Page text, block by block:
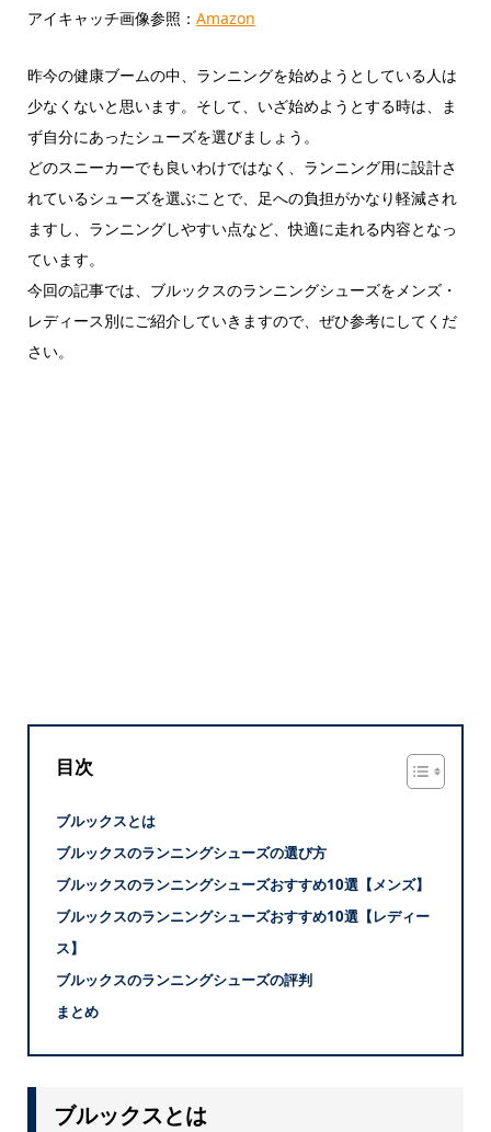
アイキャッチ画像参照： Amazon
昨今の健康ブームの中、ランニングを始めようとしている人は
少なくないと思います。そして、いざ始めようとする時は、ま
ず自分にあったシューズを選びましょう。
どのスニーカーでも良いわけではなく、ランニング用に設計さ
れているシューズを選ぶことで、足への負担がかなり軽減され
ますし、ランニングしやすい点など、快適に走れる内容となっ
ています。
今回の記事では、ブルックスのランニングシューズをメンズ・
レディース別にご紹介していきますので、ぜひ参考にしてくだ
さい。
目次
ブルックスとは
ブルックスのランニングシューズの選び方
ブルックスのランニングシューズおすすめ10選【メンズ】
ブルックスのランニングシューズおすすめ10選【レディー
ス】
ブルックスのランニングシューズの評判
まとめ
ブルックスとは